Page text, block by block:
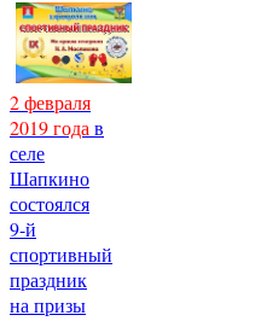
2 февраля
2019 года в
селе
Шапкино
состоялся
9-й
спортивный
праздник
на призы